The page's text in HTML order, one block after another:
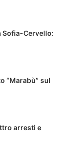
Sofia-Cervello:
“Marabù” sul
arresti e